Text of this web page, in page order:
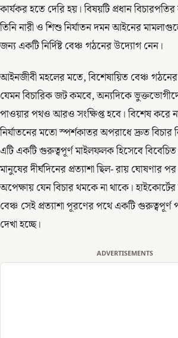
কার্যকর হতে দেরি হয়। বিষয়টি প্রধান
তিনি নারী ও শিশু নির্যাতন দমন আইনের
জন্য একটি নির্দিষ্ট বেঞ্চ গঠনের উদ্যোগ নেন।
আইনজীবী মহলের মতে, বিশেষায়িত বেঞ্চ
যেমন বিচারিক জট কমবে, অন্যদিকে
পাওয়ার পথও আরও সংক্ষিপ্ত হবে। বিশেষ করে
নির্যাতনের মতো স্পর্শকাতর অপরাধে দ্রুত বিচার
এটি একটি গুরুত্বপূর্ণ মাইলফলক হিসেবে বিবেচিত
মানুষের দীর্ঘদিনের প্রত্যাশা ছিল- রায় ঘোষণার
অপেক্ষায় যেন বিচার থমকে না থাকে।
বেঞ্চ সেই প্রত্যাশা পূরণের পথে একটি গুরুত্বপূর্ণ
দেখা হচ্ছে।
ADVERTISEMENTS